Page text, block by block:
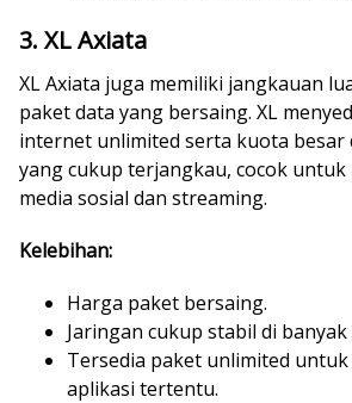
3. XL Axiata
XL Axiata juga memiliki jangkauan
paket data yang bersaing. XL
internet unlimited serta kuota besar
yang cukup terjangkau, cocok
media sosial dan streaming.
Kelebihan:
Harga paket bersaing.
Jaringan cukup stabil di banyak
Tersedia paket unlimited
aplikasi tertentu.